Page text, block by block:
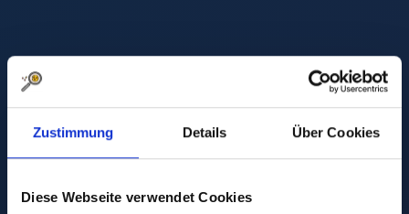
Zustimmung Details Über Cookies
Diese Webseite verwendet Cookies